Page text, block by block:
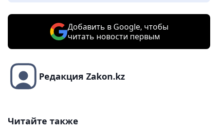
Добавить в Google, чтобы
читать новости первым
Редакция Zakon.kz
Читайте также